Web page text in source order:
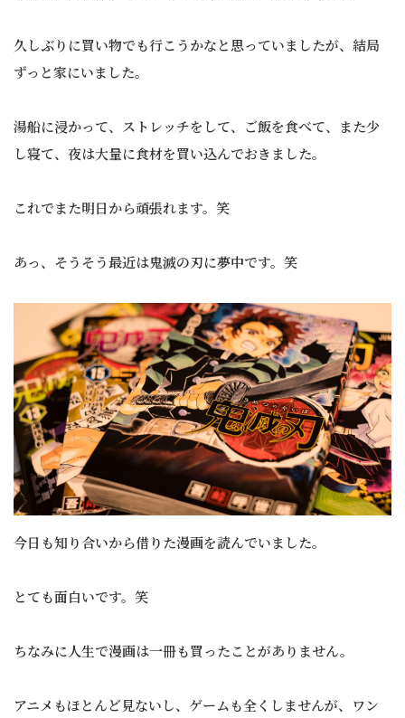
久しぶりに買い物でも行こうかなと思っていましたが、結局
ずっと家にいました。
湯船に浸かって、ストレッチをして、ご飯を食べて、また少
し寝て、夜は大量に食材を買い込んでおきました。
これでまた明日から頑張れます。笑
あっ、そうそう最近は鬼滅の刃に夢中です。笑
今日も知り合いから借りた漫画を読んでいました。
とても面白いです。笑
ちなみに人生で漫画は一冊も買ったことがありません。
アニメもほとんど見ないし、ゲームも全くしませんが、ワン